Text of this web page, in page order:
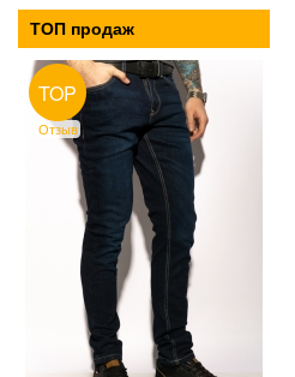
ТОП продаж
TOP
Отзыв